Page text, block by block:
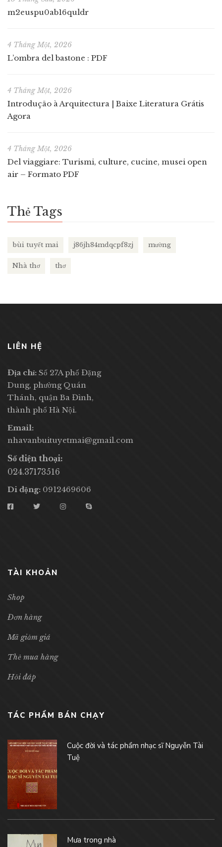
m2euspu0ab16quldr
4 Tháng Một, 2026
L’ombra del bastone : PDF
4 Tháng Một, 2026
Introdução à Arquitectura | Baixe Literatura Grátis
Agora
4 Tháng Một, 2026
Del viaggiare: Turismi, culture, cucine, musei open
air – Formato PDF
Thẻ Tags
bùi tuyết mai j86jh84mdqcpf8zj mường
Nhà thơ thơ
LIÊN HỆ
Địa chỉ: Số 27A phố Đặng
Dung, phường Quán
Thánh, quận Ba Đình,
thành phố Hà Nội.
Email:
nhavanbuituyetmai@gmail.com
Số điện thoại:
024.37173516
Di động: 0912469606
TÀI KHOẢN
Shop
Đơn hàng
Mã giảm giá
Thẻ mua hàng
Hỏi đáp
TÁC PHẨM BÁN CHẠY
Cuộc đời và tác phẩm nhạc sĩ Nguyễn Tài
Tuệ
Mưa trong nhà